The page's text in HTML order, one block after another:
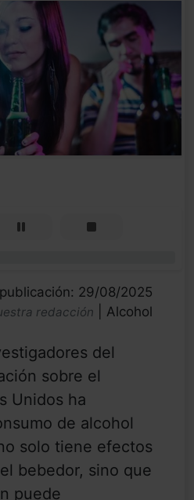
29/08/2025
redacción | Alcohol
del
sobre el
Unidos ha
de alcohol
solo tiene efectos
bebedor, sino que
puede